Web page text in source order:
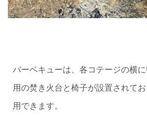
バーベキューは、各コテージの横
用の焚き火台と椅子が設置されて
用できます。